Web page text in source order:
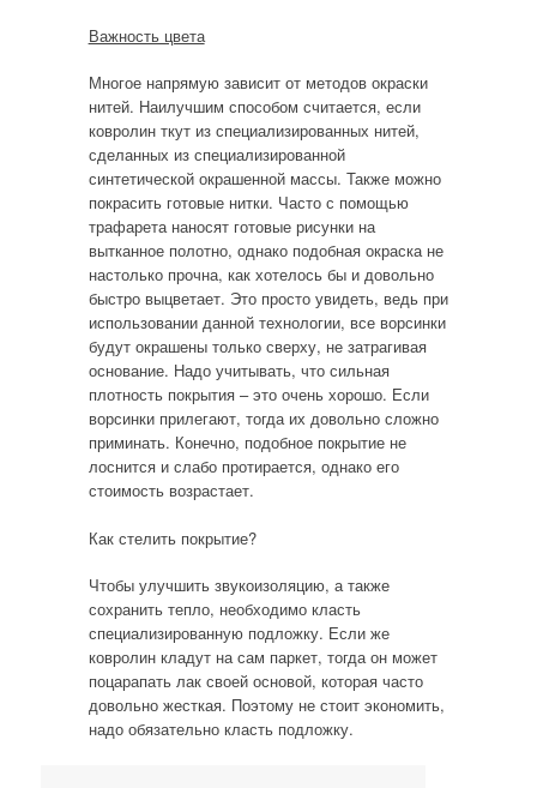
Важность цвета
Многое напрямую зависит от методов окраски
нитей. Наилучшим способом считается, если
ковролин ткут из специализированных нитей,
сделанных из специализированной
синтетической окрашенной массы. Также можно
покрасить готовые нитки. Часто с помощью
трафарета наносят готовые рисунки на
вытканное полотно, однако подобная окраска не
настолько прочна, как хотелось бы и довольно
быстро выцветает. Это просто увидеть, ведь при
использовании данной технологии, все ворсинки
будут окрашены только сверху, не затрагивая
основание. Надо учитывать, что сильная
плотность покрытия – это очень хорошо. Если
ворсинки прилегают, тогда их довольно сложно
приминать. Конечно, подобное покрытие не
лоснится и слабо протирается, однако его
стоимость возрастает.
Как стелить покрытие?
Чтобы улучшить звукоизоляцию, а также
сохранить тепло, необходимо класть
специализированную подложку. Если же
ковролин кладут на сам паркет, тогда он может
поцарапать лак своей основой, которая часто
довольно жесткая. Поэтому не стоит экономить,
надо обязательно класть подложку.